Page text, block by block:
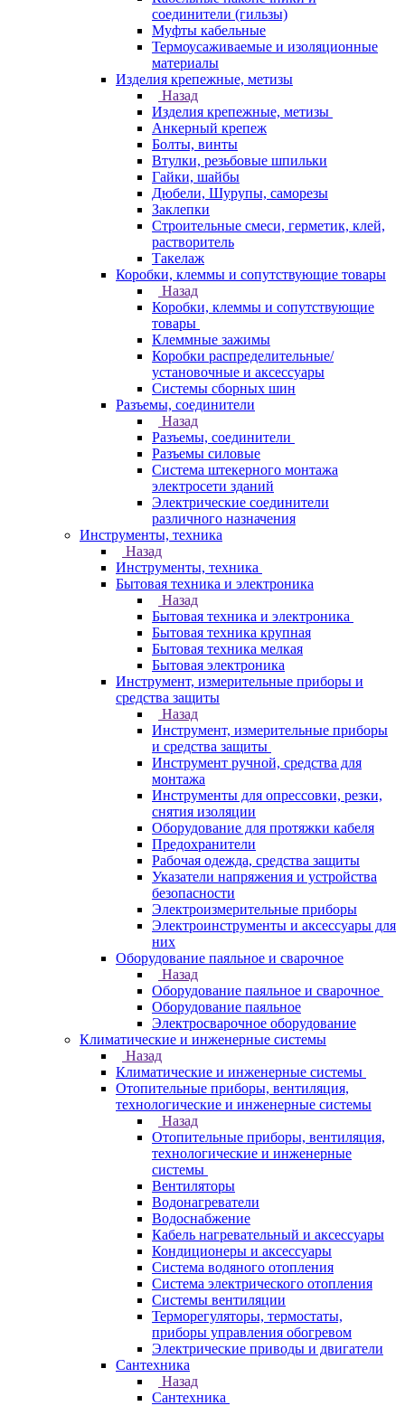
соединители (гильзы)
Муфты кабельные
Термоусаживаемые и изоляционные
материалы
Изделия крепежные, метизы
Назад
Изделия крепежные, метизы
Анкерный крепеж
Болты, винты
Втулки, резьбовые шпильки
Гайки, шайбы
Дюбели, Шурупы, саморезы
Заклепки
Строительные смеси, герметик, клей,
растворитель
Такелаж
Коробки, клеммы и сопутствующие товары
Назад
Коробки, клеммы и сопутствующие
товары
Клеммные зажимы
Коробки распределительные/
установочные и аксессуары
Системы сборных шин
Разъемы, соединители
Назад
Разъемы, соединители
Разъемы силовые
Система штекерного монтажа
электросети зданий
Электрические соединители
различного назначения
Инструменты, техника
Назад
Инструменты, техника
Бытовая техника и электроника
Назад
Бытовая техника и электроника
Бытовая техника крупная
Бытовая техника мелкая
Бытовая электроника
Инструмент, измерительные приборы и
средства защиты
Назад
Инструмент, измерительные приборы
и средства защиты
Инструмент ручной, средства для
монтажа
Инструменты для опрессовки, резки,
снятия изоляции
Оборудование для протяжки кабеля
Предохранители
Рабочая одежда, средства защиты
Указатели напряжения и устройства
безопасности
Электроизмерительные приборы
Электроинструменты и аксессуары для
них
Оборудование паяльное и сварочное
Назад
Оборудование паяльное и сварочное
Оборудование паяльное
Электросварочное оборудование
Климатические и инженерные системы
Назад
Климатические и инженерные системы
Отопительные приборы, вентиляция,
технологические и инженерные системы
Назад
Отопительные приборы, вентиляция,
технологические и инженерные
системы
Вентиляторы
Водонагреватели
Водоснабжение
Кабель нагревательный и аксессуары
Кондиционеры и аксессуары
Система водяного отопления
Система электрического отопления
Системы вентиляции
Терморегуляторы, термостаты,
приборы управления обогревом
Электрические приводы и двигатели
Сантехника
Назад
Сантехника